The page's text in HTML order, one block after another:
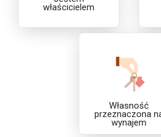
właścicielem
Własność
przeznaczona
wynajem